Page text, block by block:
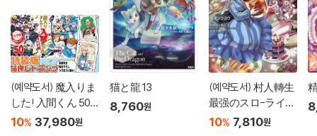
(예약도서) 魔入りま
した! 入間くん 50
特裝版
10% 37,980원
猫と龍 13
8,760원
(예약도서) 村人轉生
最强のスロ-ライフ
18
10% 7,810원